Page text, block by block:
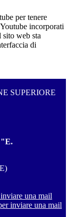
per tenere
incorporati
sito web sta
di
SUPERIORE
"E.
una mail
inviare una mail